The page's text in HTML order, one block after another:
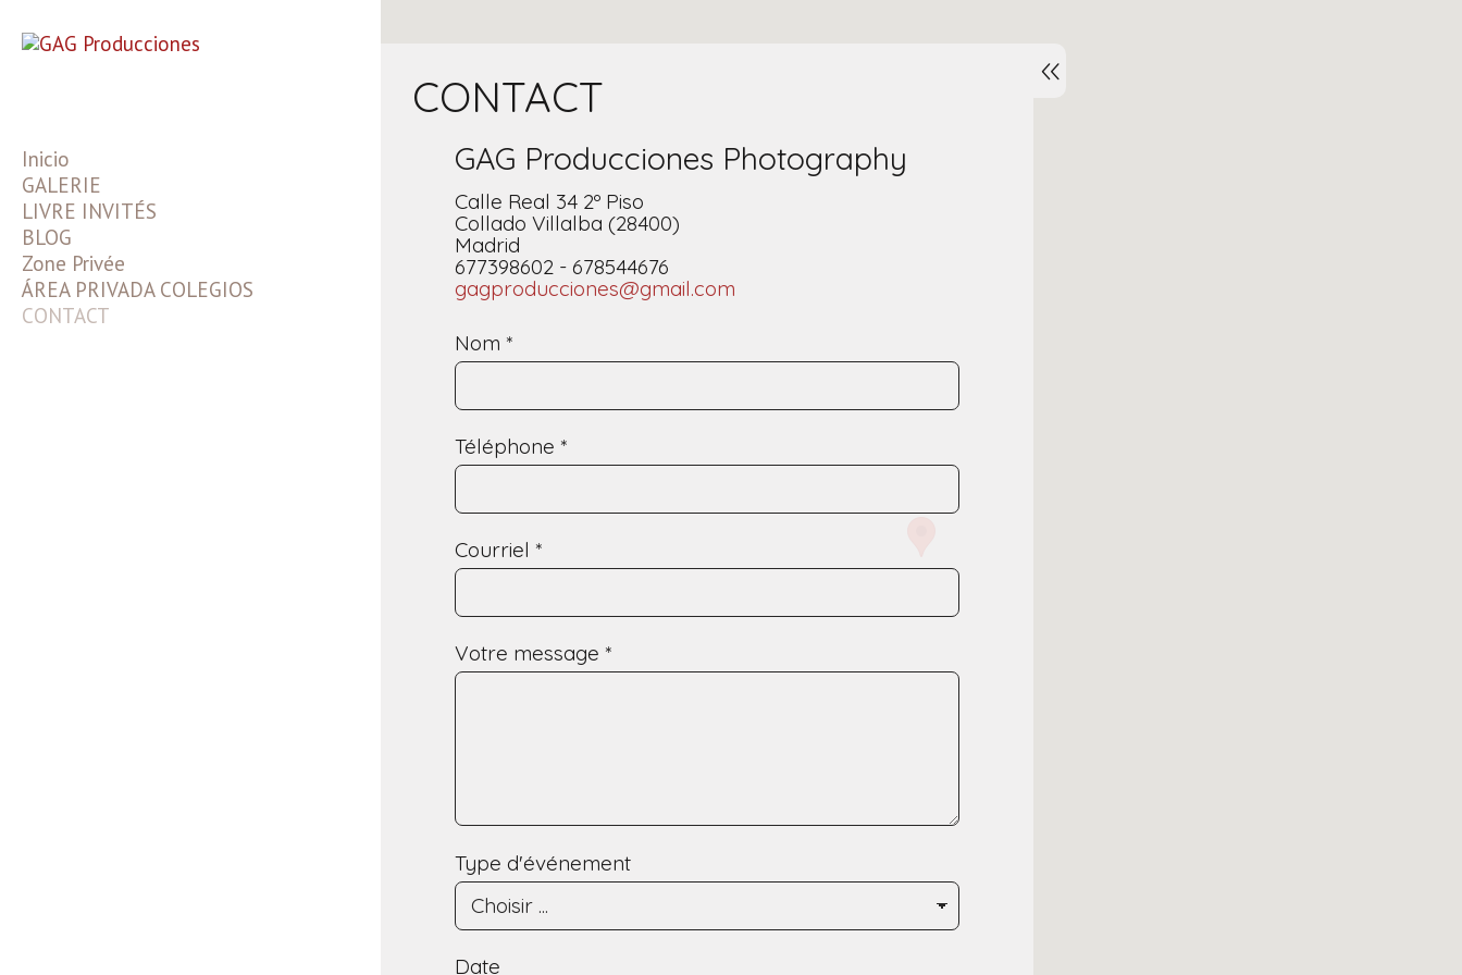
Inicio
GALERIE
Fotos de Estudio
Comuniones en Exteriores
Comuniones en Estudio
Fotos de Bodas
Videos de Bodas
Slideshows
LIVRE INVITÉS
BLOG
Preboda
Bodas
Videos
Zone Privée
ÁREA PRIVADA COLEGIOS
CONTACT
CONTACT
GAG Producciones Photography
Calle Real 34 2º Piso
Collado Villalba (28400)
Madrid
677398602 - 678544676
gagproducciones@gmail.com
Nom *
Téléphone *
Courriel *
Votre message *
Type d'événement
Date